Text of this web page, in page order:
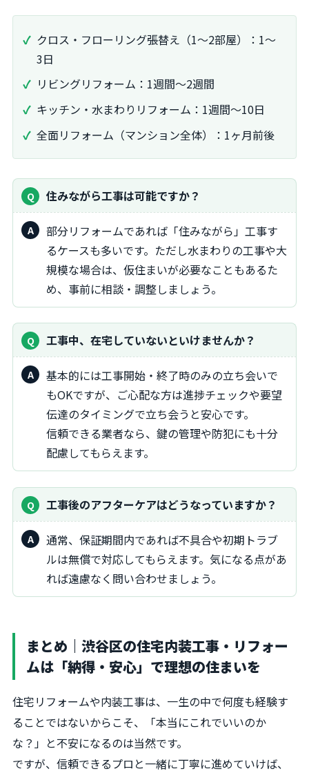
クロス・フローリング張替え（1～2部屋）：1～
3日
リビングリフォーム：1週間～2週間
キッチン・水まわりリフォーム：1週間～10日
全面リフォーム（マンション全体）：1ヶ月前後
住みながら工事は可能ですか？
部分リフォームであれば「住みながら」工事す
るケースも多いです。ただし水まわりの工事や大
規模な場合は、仮住まいが必要なこともあるた
め、事前に相談・調整しましょう。
工事中、在宅していないといけませんか？
基本的には工事開始・終了時のみの立ち会いで
もOKですが、ご心配な方は進捗チェックや要望
伝達のタイミングで立ち会うと安心です。
信頼できる業者なら、鍵の管理や防犯にも十分
配慮してもらえます。
工事後のアフターケアはどうなっていますか？
通常、保証期間内であれば不具合や初期トラブ
ルは無償で対応してもらえます。気になる点があ
れば遠慮なく問い合わせましょう。
まとめ｜渋谷区の住宅内装工事・リフォー
ムは「納得・安心」で理想の住まいを
住宅リフォームや内装工事は、一生の中で何度も経験す
ることではないからこそ、「本当にこれでいいのか
な？」と不安になるのは当然です。
ですが、信頼できるプロと一緒に丁寧に進めていけば、